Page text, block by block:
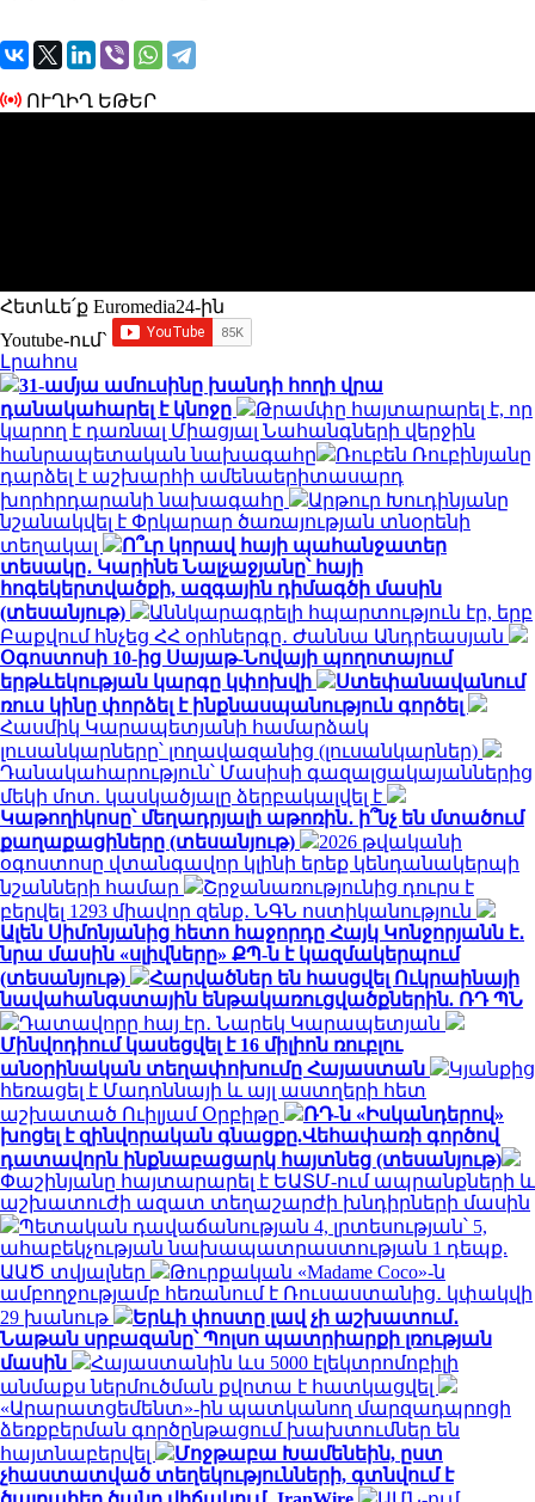
ՈՒՂԻՂ ԵԹԵՐ
Հետևե՛ք Euromedia24-ին
Youtube-ում`
Լրահոս
31-ամյա ամուսինը խանդի հողի վրա
դանակահարել է կնոջը
Թրամփը հայտարարել է, որ
կարող է դառնալ Միացյալ Նահանգների վերջին
հանրապետական ​​նախագահը
Ռուբեն Ռուբինյանը
դարձել է աշխարհի ամենաերիտասարդ
խորհրդարանի նախագահը
Արթուր Խուդինյանը
նշանակվել է Փրկարար ծառայության տնօրենի
տեղակալ
Ո՞ւր կորավ հայի պահանջատեր
տեսակը․ Կարինե Նալչաջյանը՝ հայի
հոգեկերտվածքի, ազգային դիմագծի մասին
(տեսանյութ)
Աննկարագրելի հպարտություն էր, երբ
Բաքվում հնչեց ՀՀ օրհներգը․ Ժաննա Անդրեասյան
Օգոստոսի 10-ից Սայաթ-Նովայի պողոտայում
երթևեկության կարգը կփոխվի
Ստեփանավանում
ռուս կինը փորձել է ինքնասպանություն գործել
Հասմիկ Կարապետյանի համարձակ
լուսանկարները՝ լողավազանից (լուսանկարներ)
Դանակահարություն՝ Մասիսի գազալցակայաններից
մեկի մոտ. կասկածյալը ձերբակալվել է
Կաթողիկոսը՝ մեղադրյալի աթոռին․ ի՞նչ են մտածում
քաղաքացիները (տեսանյութ)
2026 թվականի
օգոստոսը վտանգավոր կլինի երեք կենդանակերպի
նշանների համար
Շրջանառությունից դուրս է
բերվել 1293 միավոր զենք․ ՆԳՆ ոստիկանություն
Ալեն Սիմոնյանից հետո հաջորդը Հայկ Կոնջորյանն է․
նրա մասին «սլիվները» ՔՊ-ն է կազմակերպում
(տեսանյութ)
Հարվածներ են հասցվել Ուկրաինայի
նավահանգստային ենթակառուցվածքներին. ՌԴ ՊՆ
Դատավորը հայ էր․ Նարեկ Կարապետյան
Մինվոդիում կասեցվել է 16 միլիոն ռուբլու
անօրինական տեղափոխումը Հայաստան
Կյանքից
հեռացել է Մադոննայի և այլ աստղերի հետ
աշխատած Ուիլյամ Օրբիթը
ՌԴ-ն «Իսկանդերով»
խոցել է զինվորական գնացքը.Վեհափառի գործով
դատավորն ինքնաբացարկ հայտնեց (տեսանյութ)
Փաշինյանը հայտարարել է ԵԱՏՄ-ում ապրանքների և
աշխատուժի ազատ տեղաշարժի խնդիրների մասին
Պետական դավաճանության 4, լրտեսության՝ 5,
ահաբեկչության նախապատրաստության 1 դեպք.
ԱԱԾ տվյալներ
Թուրքական «Madame Coco»-ն
ամբողջությամբ հեռանում է Ռուսաստանից․ կփակվի
29 խանութ
Երևի փոստը լավ չի աշխատում․
Նաթան սրբազանը՝ Պոլսո պատրիարքի լռության
մասին
Հայաստանին ևս 5000 էլեկտրոմոբիլի
անմաքս ներմուծման քվոտա է հատկացվել
«Արարատցեմենտ»-ին պատկանող մարզադպրոցի
ձեռքբերման գործընթացում խախտումներ են
հայտնաբերվել
Մոջթաբա Խամենեին, ըստ
չհաստատված տեղեկությունների, գտնվում է